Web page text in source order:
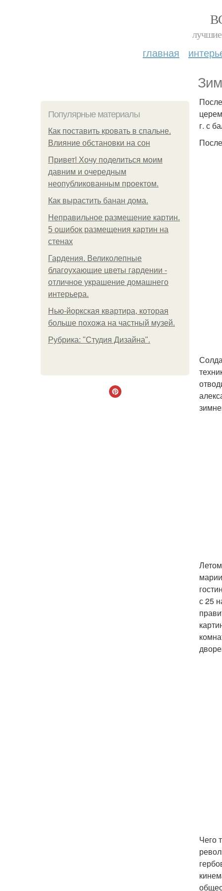
лучшие
главная
Популярные материалы
Как поставить кровать в спальне.
Влияние обстановки на сон
Привет! Хочу поделиться моим
давним и очередным
неопубликованным проектом.
Как вырастить банан дома.
Неправильное размещение картин.
5 ошибок размещения картин на
стенах
Гардения. Великолепные
благоухающие цветы гардении -
отличное украшение домашнего
интерьера.
Нью-йоркская квартира, которая
больше похожа на частный музей.
Рубрика: "Студия Дизайна".
г. с
с 25
Чего